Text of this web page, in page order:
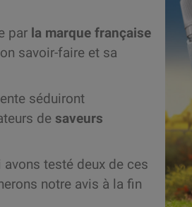
par la marque française
savoir-faire et sa
séduiront
de saveurs
testé deux de ces
notre avis à la fin